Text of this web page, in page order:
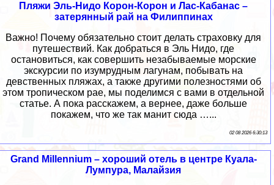
Пляжи Эль-Нидо Корон-Корон и Лас-Кабанас –
затерянный рай на Филиппинах
Важно! Почему обязательно стоит делать страховку для
путешествий. Как добраться в Эль Нидо, где
остановиться, как совершить незабываемые морские
экскурсии по изумрудным лагунам, побывать на
девственных пляжах, а также другими полезностями об
этом тропическом рае, мы поделимся с вами в отдельной
статье. А пока расскажем, а вернее, даже больше
покажем, что же так манит сюда …...
02 08 2026 6:30:13
Grand Millennium – хороший отель в центре Куала-
Лумпура, Малайзия